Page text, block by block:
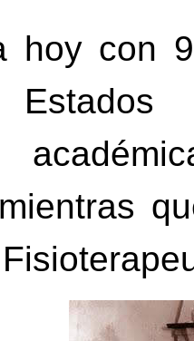
hoy con